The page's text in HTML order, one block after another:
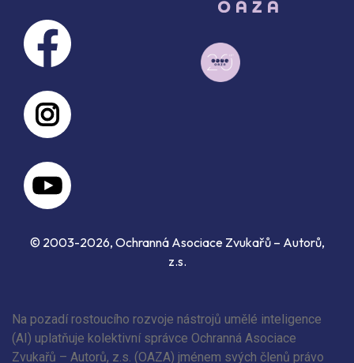
© 2003-2026, Ochranná Asociace Zvukařů – Autorů,
z.s.
Na pozadí rostoucího rozvoje nástrojů umělé inteligence
(AI) uplatňuje kolektivní správce Ochranná Asociace
Zvukařů – Autorů, z.s. (OAZA) jménem svých členů právo